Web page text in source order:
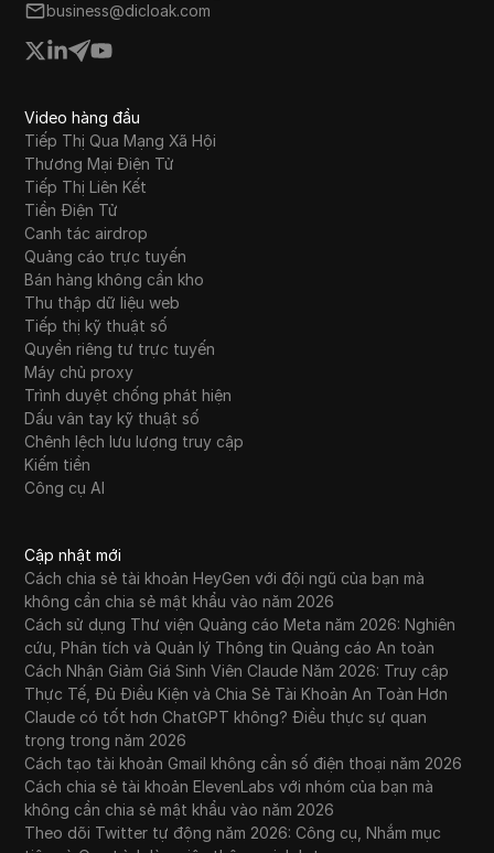
business@dicloak.com
Video hàng đầu
Tiếp Thị Qua Mạng Xã Hội
Thương Mại Điện Tử
Tiếp Thị Liên Kết
Tiền Điện Tử
Canh tác airdrop
Quảng cáo trực tuyến
Bán hàng không cần kho
Thu thập dữ liệu web
Tiếp thị kỹ thuật số
Quyền riêng tư trực tuyến
Máy chủ proxy
Trình duyệt chống phát hiện
Dấu vân tay kỹ thuật số
Chênh lệch lưu lượng truy cập
Kiếm tiền
Công cụ AI
Cập nhật mới
Cách chia sẻ tài khoản HeyGen với đội ngũ của bạn mà
không cần chia sẻ mật khẩu vào năm 2026
Cách sử dụng Thư viện Quảng cáo Meta năm 2026: Nghiên
cứu, Phân tích và Quản lý Thông tin Quảng cáo An toàn
Cách Nhận Giảm Giá Sinh Viên Claude Năm 2026: Truy cập
Thực Tế, Đủ Điều Kiện và Chia Sẻ Tài Khoản An Toàn Hơn
Claude có tốt hơn ChatGPT không? Điều thực sự quan
trọng trong năm 2026
Cách tạo tài khoản Gmail không cần số điện thoại năm 2026
Cách chia sẻ tài khoản ElevenLabs với nhóm của bạn mà
không cần chia sẻ mật khẩu vào năm 2026
Theo dõi Twitter tự động năm 2026: Công cụ, Nhắm mục